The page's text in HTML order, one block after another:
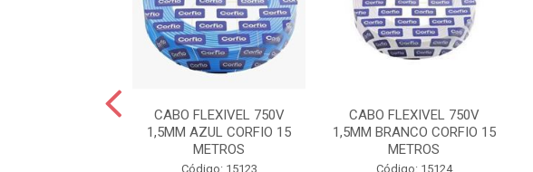
CABO FLEXIVEL 750V
1,5MM AZUL CORFIO 15
METROS
Código: 15123
CABO FLEXIVEL 750V
1,5MM BRANCO CORFIO 15
METROS
Código: 15124